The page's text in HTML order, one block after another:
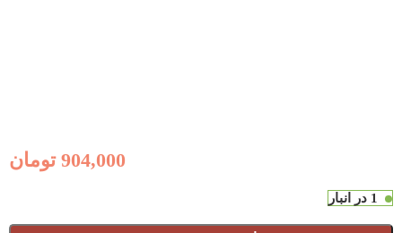
904,000 تومان
1 در انبار